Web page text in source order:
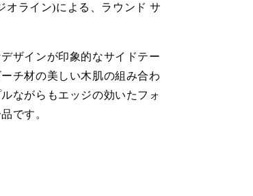
オライン)による、ラウンド サ
ザインが印象的なサイドテー
チ材の美しい木肌の組み合わ
ながらもエッジの効いたフォ
です。